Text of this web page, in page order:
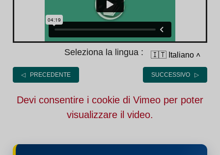
Seleziona la lingua : 🇮🇹 Italiano ˄
◁ PRECEDENTE SUCCESSIVO ▷
Devi consentire i cookie di Vimeo per poter
visualizzare il video.